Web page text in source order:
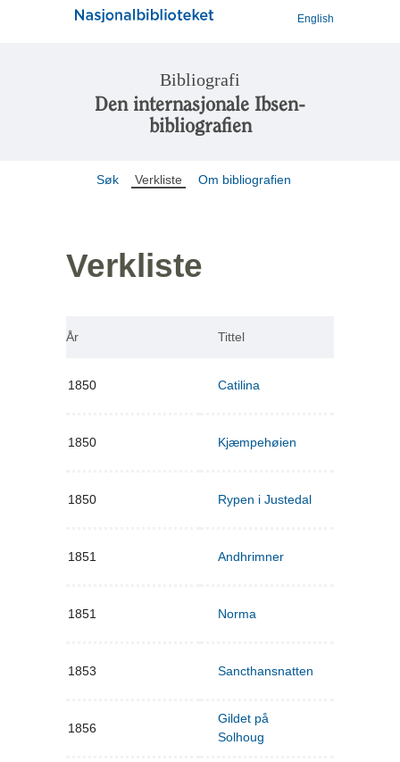
English
Bibliografi
Den internasjonale Ibsen-
bibliografien
Søk Verkliste Om bibliografien
Verkliste
År Tittel
1850 Catilina
1850 Kjæmpehøien
1850 Rypen i Justedal
1851 Andhrimner
1851 Norma
1853 Sancthansnatten
1856
Gildet på
Solhoug